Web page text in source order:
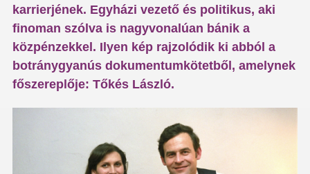
karrierjének. Egyházi vezető és politikus, aki
finoman szólva is nagyvonalúan bánik a
közpénzekkel. Ilyen kép rajzolódik ki abból a
botránygyanús dokumentumkötetből, amelynek
főszereplője: Tőkés László.